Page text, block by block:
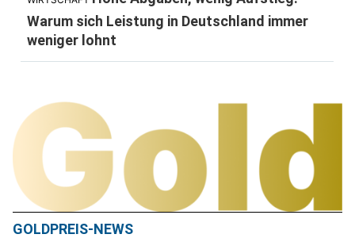
Warum sich Leistung in Deutschland immer
weniger lohnt
GOLDPREIS-NEWS